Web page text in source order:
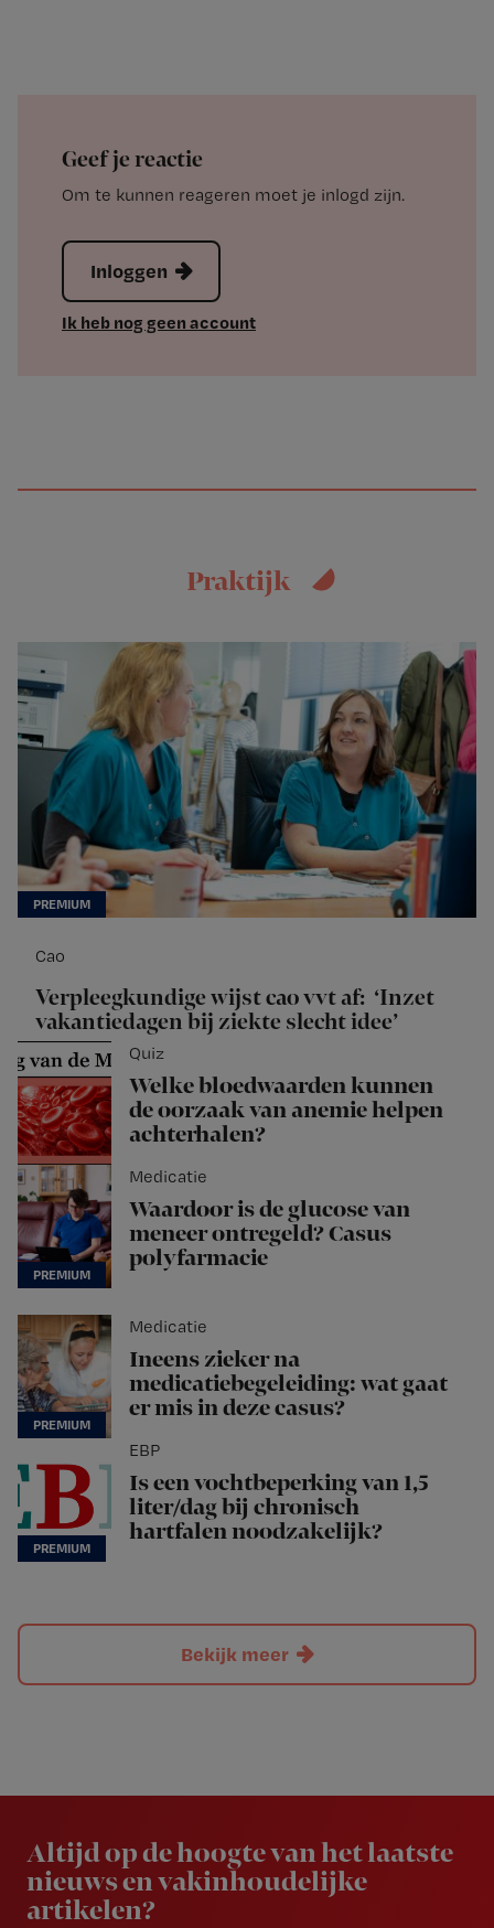
Geef je reactie
Om te kunnen reageren moet je inlogd zijn.
Inloggen
Ik heb nog geen account
Praktijk
Cao
Verpleegkundige wijst cao vvt af: ‘Inzet
vakantiedagen bij ziekte slecht idee’
Quiz
Welke bloedwaarden kunnen
de oorzaak van anemie helpen
achterhalen?
Medicatie
Waardoor is de glucose van
meneer ontregeld? Casus
polyfarmacie
Medicatie
Ineens zieker na
medicatiebegeleiding: wat gaat
er mis in deze casus?
EBP
Is een vochtbeperking van 1,5
liter/dag bij chronisch
hartfalen noodzakelijk?
Bekijk meer
Altijd op de hoogte van het laatste
nieuws en vakinhoudelijke
artikelen?